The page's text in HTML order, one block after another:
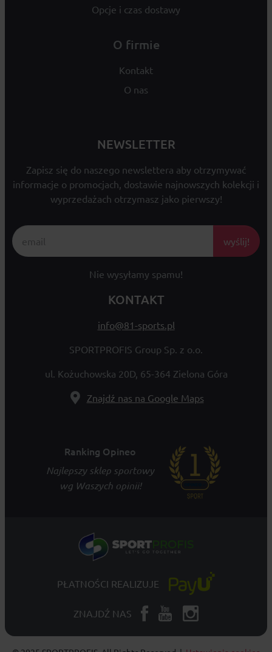
Opcje i czas dostawy
O firmie
Kontakt
O nas
NEWSLETTER
Zapisz się do naszego newslettera aby otrzymywać
informacje o promocjach, dostawie najnowszych kolekcji i
wyprzedażach otrzymasz jako pierwszy!
wyślij!
Nie wysyłamy spamu!
KONTAKT
info@81-sports.pl
SPORTPROFIS Group Sp. z o.o.
ul. Kożuchowska 20D, 65-364 Zielona Góra
Znajdź nas na Google Maps
Ranking Opineo
Najlepszy sklep sportowy
wg Waszych opinii!
PŁATNOŚCI REALIZUJE
ZNAJDŹ NAS